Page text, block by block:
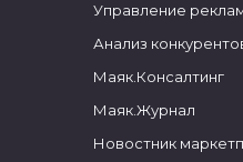
Управление
Анализ
Маяк.Консалтинг
Маяк.Журнал
Новостник